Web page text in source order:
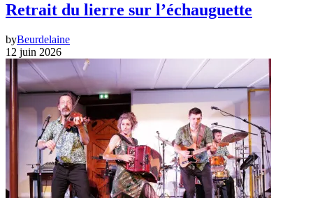
Retrait du lierre sur l’échauguette
byBeurdelaine
12 juin 2026